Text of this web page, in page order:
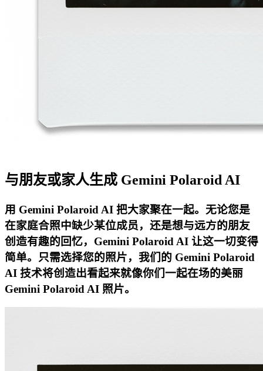
与朋友或家人生成 Gemini Polaroid AI
用 Gemini Polaroid AI 把大家聚在一起。无论您是
在家庭合照中缺少某位成员，还是想与远方的朋友
创造有趣的回忆，Gemini Polaroid AI 让这一切变得
简单。只需选择您的照片，我们的 Gemini Polaroid
AI 技术将创造出看起来就像你们一起在场的美丽
Gemini Polaroid AI 照片。